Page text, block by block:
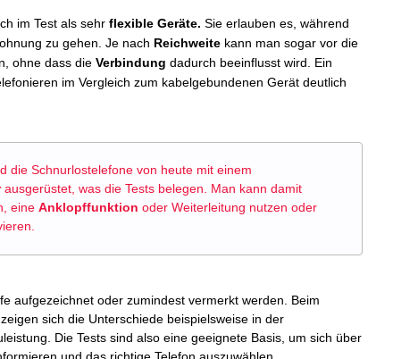
im Test als sehr flexible Geräte. Sie erlauben es, während
zu gehen. Je nach Reichweite kann man sogar vor die
ohne dass die Verbindung dadurch beeinflusst wird. Ein
im Vergleich zum kabelgebundenen Gerät deutlich
die Schnurlostelefone von heute mit einem
ausgerüstet, was die Tests belegen. Man kann damit
eine Anklopffunktion oder Weiterleitung nutzen oder
aufgezeichnet oder zumindest vermerkt werden. Beim
sich die Unterschiede beispielsweise in der
Die Tests sind also eine geeignete Basis, um sich über